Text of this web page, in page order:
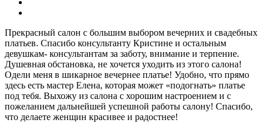
Прекрасный салон с большим выбором вечерних и свадебных
платьев. Спасибо консультанту Кристине и остальным
девушкам- консультантам за заботу, внимание и терпение.
Душевная обстановка, не хочется уходить из этого салона!
Одели меня в шикарное вечернее платье! Удобно, что прямо
здесь есть мастер Елена, которая может «подогнать» платье
под тебя. Выхожу из салона с хорошим настроением и с
пожеланием дальнейшей успешной работы салону! Спасибо,
что делаете женщин красивее и радостнее!